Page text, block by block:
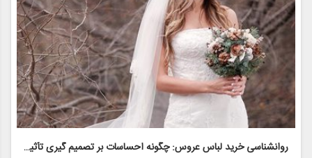
روانشناسی خرید لباس عروس: چگونه احساسات بر تصمیم گیری تأثیر می گذارد